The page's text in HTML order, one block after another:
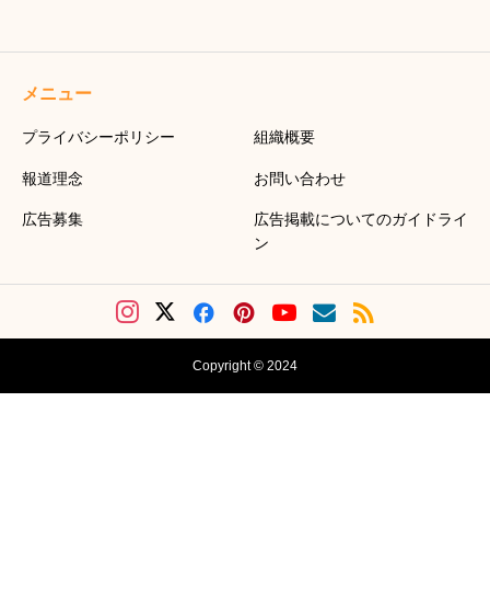
メニュー
プライバシーポリシー 組織概要
報道理念 お問い合わせ
広告募集
広告掲載についてのガイドライ
ン
Copyright © 2024